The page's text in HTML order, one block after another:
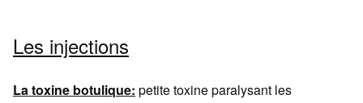
Les injections
La toxine botulique: petite toxine paralysant les